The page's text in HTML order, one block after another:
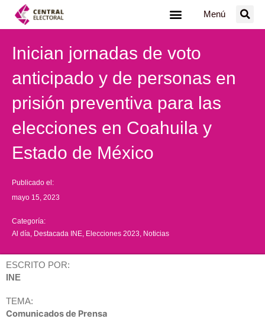
Menú
Inician jornadas de voto
anticipado y de personas en
prisión preventiva para las
elecciones en Coahuila y
Estado de México
Publicado el:
mayo 15, 2023
Categoría:
Al día Destacada INE Elecciones 2023 Noticias
ESCRITO POR:
INE
TEMA:
Comunicados de Prensa